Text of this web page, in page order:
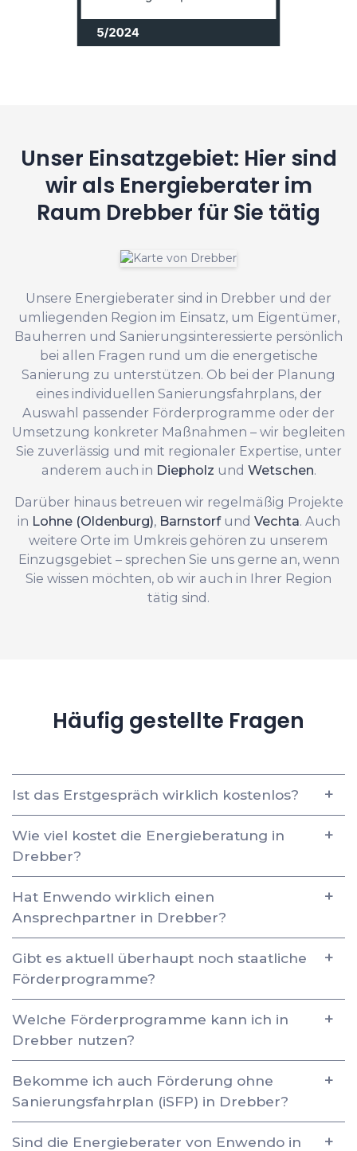
Unser Einsatzgebiet: Hier sind
wir als Energieberater im
Raum Drebber für Sie tätig
Unsere Energieberater sind in Drebber und der
umliegenden Region im Einsatz, um Eigentümer,
Bauherren und Sanierungsinteressierte persönlich
bei allen Fragen rund um die energetische
Sanierung zu unterstützen. Ob bei der Planung
eines individuellen Sanierungsfahrplans, der
Auswahl passender Förderprogramme oder der
Umsetzung konkreter Maßnahmen – wir begleiten
Sie zuverlässig und mit regionaler Expertise, unter
anderem auch in Diepholz und Wetschen.
Darüber hinaus betreuen wir regelmäßig Projekte
in Lohne (Oldenburg), Barnstorfund Vechta. Auch
weitere Orte im Umkreis gehören zu unserem
Einzugsgebiet – sprechen Sie uns gerne an, wenn
Sie wissen möchten, ob wir auch in Ihrer Region
tätig sind.
Häufig gestellte Fragen
Ist das Erstgespräch wirklich kostenlos?
Wie viel kostet die Energieberatung in
Drebber?
Hat Enwendo wirklich einen
Ansprechpartner in Drebber?
Gibt es aktuell überhaupt noch staatliche
Förderprogramme?
Welche Förderprogramme kann ich in
Drebber nutzen?
Bekomme ich auch Förderung ohne
Sanierungsfahrplan (iSFP) in Drebber?
Sind die Energieberater von Enwendo in